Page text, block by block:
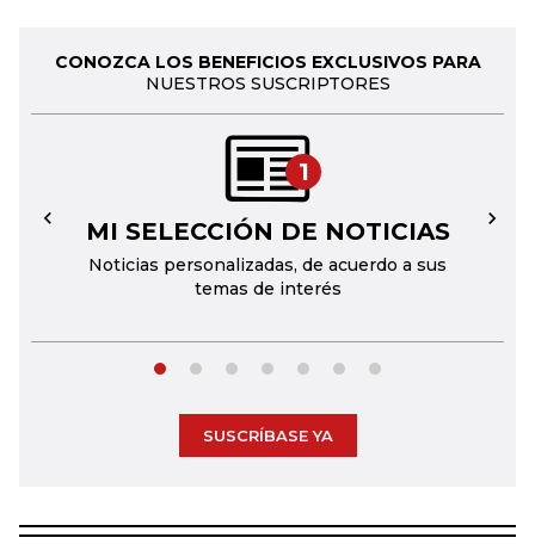
CONOZCA LOS BENEFICIOS EXCLUSIVOS PARA
NUESTROS SUSCRIPTORES
1
MI SELECCIÓN DE NOTICIAS
Noticias personalizadas, de acuerdo a sus
temas de interés
← →
SUSCRÍBASE YA